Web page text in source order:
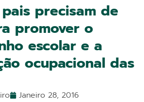
precisam de
promover o
escolar e a
ocupacional das
Janeiro 28, 2016